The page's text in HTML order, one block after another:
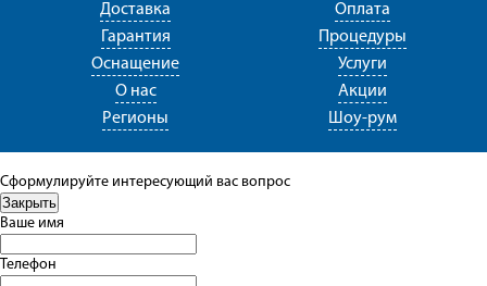
Доставка
Оплата
Гарантия
Процедуры
Оснащение
Услуги
О нас
Акции
Регионы
Шоу-рум
Сформулируйте интересующий вас вопрос
Ваше имя
Телефон